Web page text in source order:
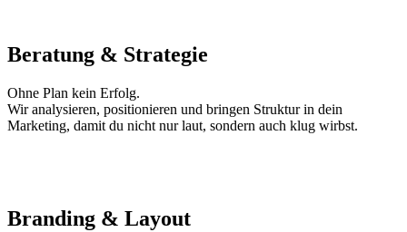
Beratung & Strategie
Ohne Plan kein Erfolg.
Wir analysieren, positionieren und bringen Struktur in dein
Marketing, damit du nicht nur laut, sondern auch klug wirbst.
Branding & Layout